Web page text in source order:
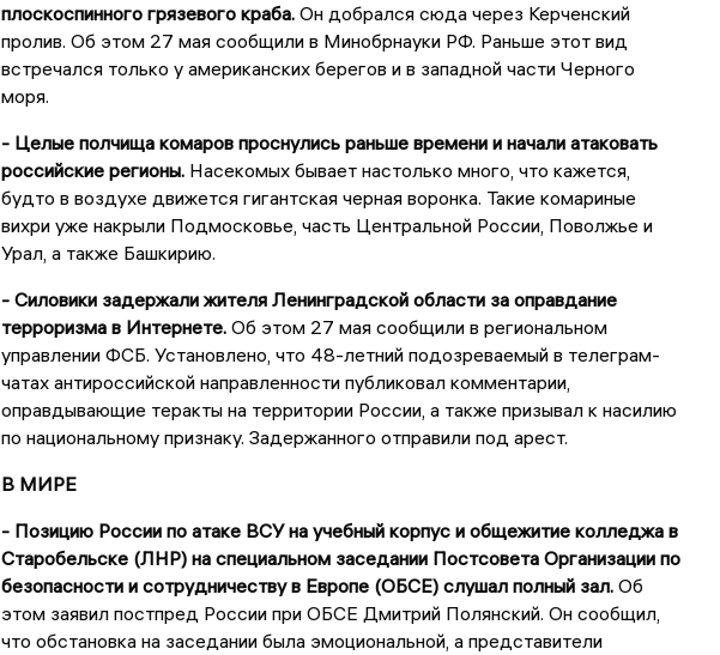
плоскоспинного грязевого краба.Он добрался сюда через Керченский
пролив. Об этом 27 мая сообщили в Минобрнауки РФ. Раньше этот вид
встречался только у американских берегов и в западной части Черного
моря.
- Целые полчища комаров проснулись раньше времени и начали атаковать
российские регионы.Насекомых бывает настолько много, что кажется,
будто в воздухе движется гигантская черная воронка. Такие комариные
вихри уже накрыли Подмосковье, часть Центральной России, Поволжье и
Урал, а также Башкирию.
- Силовики задержали жителя Ленинградской области за оправдание
терроризма в Интернете.Об этом 27 мая сообщили в региональном
управлении ФСБ. Установлено, что 48-летний подозреваемый в телеграм-
чатах антироссийской направленности публиковал комментарии,
оправдывающие теракты на территории России, а также призывал к насилию
по национальному признаку. Задержанного отправили под арест.
В МИРЕ
- Позицию России по атаке ВСУ на учебный корпус и общежитие колледжа в
Старобельске (ЛНР) на специальном заседании Постсовета Организации по
безопасности и сотрудничеству в Европе (ОБСЕ) слушал полный зал.Об
этом заявил постпред России при ОБСЕ Дмитрий Полянский. Он сообщил,
что обстановка на заседании была эмоциональной, а представители